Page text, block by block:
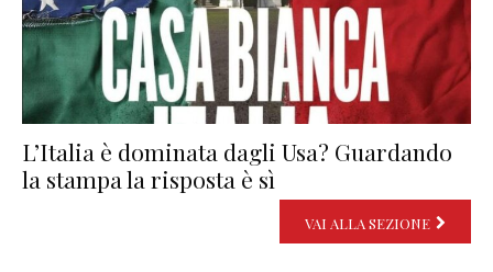
L’Italia è dominata dagli Usa? Guardando
la stampa la risposta è sì
VAI ALLA SEZIONE